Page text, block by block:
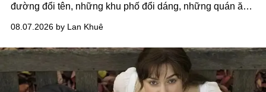
đường đổi tên, những khu phố đổi dáng, những quán ăn
nói về cái mới, về xu hướng tiếp theo, về những điều
đáng để trải nghiệm trước khi chúng trở nên lỗi thời.
08.07.2026 by Lan Khuê